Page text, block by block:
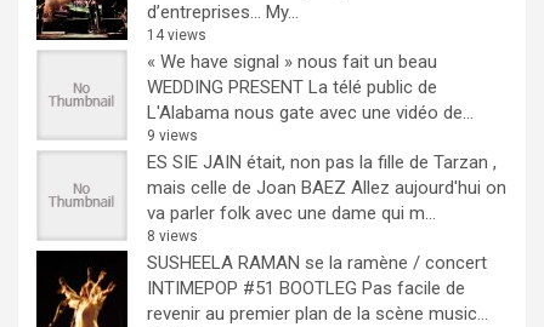
d’entreprises… My...
14 views
« We have signal » nous fait un beau
WEDDING PRESENT La télé public de
L'Alabama nous gate avec une vidéo de...
9 views
ES SIE JAIN était, non pas la fille de Tarzan ,
mais celle de Joan BAEZ Allez aujourd'hui on
va parler folk avec une dame qui m...
8 views
SUSHEELA RAMAN se la ramène / concert
INTIMEPOP #51 BOOTLEG Pas facile de
revenir au premier plan de la scène music...